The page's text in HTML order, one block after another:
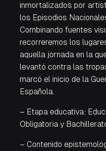
inmortalizados por
los Episodios
Combinando fuentes
recorreremos los
aquella jornada en la
levantó contra las
marcó el inicio de la
Española.
– Etapa educativa:
Obligatoria y
– Contenido